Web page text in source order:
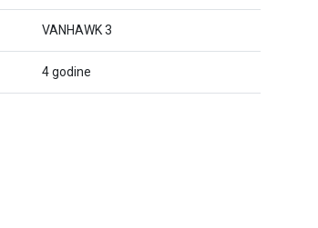
VANHAWK 3
4 godine